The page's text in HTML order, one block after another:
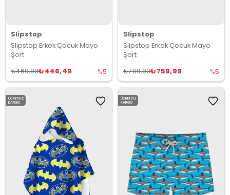
Slipstop
Slipstop Erkek Çocuk Mayo
Şort
₺446,49
₺469,99 %5
Slipstop
Slipstop Erkek Çocuk Mayo
Şort
₺759,99
₺799,99 %5
ÜCRETSIZ
KARGO
ÜCRETSIZ
KARGO